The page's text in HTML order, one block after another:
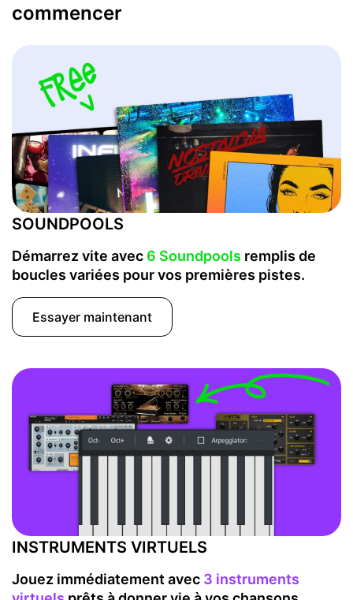
commencer
SOUNDPOOLS
Démarrez vite avec 6 Soundpools remplis de
boucles variées pour vos premières pistes.
Essayer maintenant
INSTRUMENTS VIRTUELS
Jouez immédiatement avec 3 instruments